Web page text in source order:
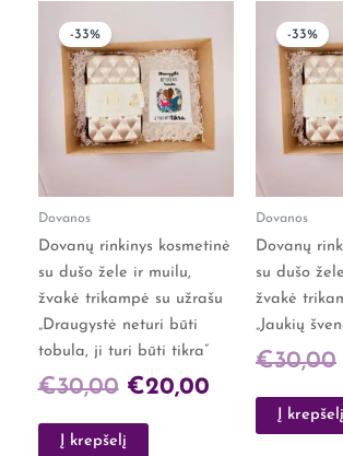
-33%
Dovanos
Dovanų rinkinys kosmetinė
su dušo žele ir muilu,
žvakė trikampė su užrašu
„Draugystė neturi būti
tobula, ji turi būti tikra”
€30,00
price
was:
€30,00.
€20,00
price
€20,00.
Į krepšelį
-33%
Dovanos
Dovanų
su dušo
žvakė
„Jaukių
€30,00
Į krepšelį